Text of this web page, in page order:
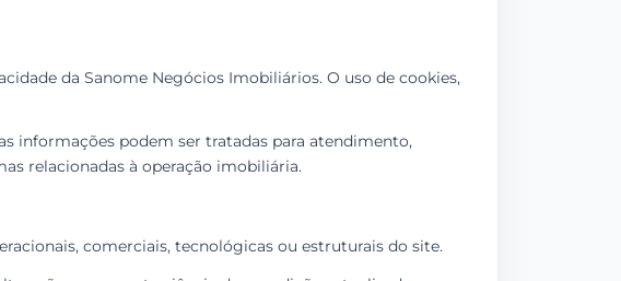
da Sanome Negócios Imobiliários. O uso de cookies,
informações podem ser tratadas para atendimento,
relacionadas à operação imobiliária.
comerciais, tecnológicas ou estruturais do site.